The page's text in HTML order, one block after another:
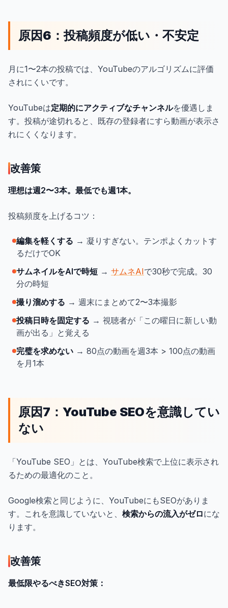
原因6：投稿頻度が低い・不安定
月に1〜2本の投稿では、YouTubeのアルゴリズムに評価
されにくいです。
YouTubeは定期的にアクティブなチャンネルを優遇しま
す。投稿が途切れると、既存の登録者にすら動画が表示さ
れにくくなります。
改善策
理想は週2〜3本。最低でも週1本。
投稿頻度を上げるコツ：
編集を軽くする → 凝りすぎない。テンポよくカットす
るだけでOK
サムネイルをAIで時短 → サムネAIで30秒で完成。30
分の時短
撮り溜めする → 週末にまとめて2〜3本撮影
投稿日時を固定する → 視聴者が「この曜日に新しい動
画が出る」と覚える
完璧を求めない → 80点の動画を週3本 > 100点の動画
を月1本
原因7：YouTube SEOを意識してい
ない
「YouTube SEO」とは、YouTube検索で上位に表示され
るための最適化のこと。
Google検索と同じように、YouTubeにもSEOがありま
す。これを意識していないと、 検索からの流入がゼロにな
ります。
改善策
最低限やるべきSEO対策：